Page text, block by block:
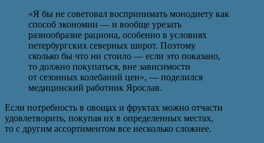
«Я бы не советовал воспринимать монодиету как
способ экономии — и вообще урезать
разнообразие рациона, особенно в условиях
петербургских северных широт. Поэтому
сколько бы что ни стоило — если это показано,
то должно покупаться, вне зависимости
от сезонных колебаний цен», — поделился
медицинский работник Ярослав.
Если потребность в овощах и фруктах можно отчасти
удовлетворить, покупая их в определенных местах,
то с другим ассортиментом все несколько сложнее.